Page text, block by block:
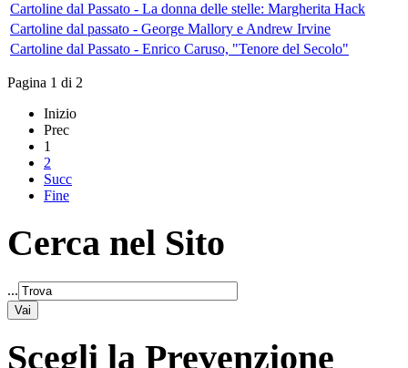
Cartoline dal Passato - La donna delle stelle: Margherita Hack
Cartoline dal passato - George Mallory e Andrew Irvine
Cartoline dal Passato - Enrico Caruso, "Tenore del Secolo"
Pagina 1 di 2
Inizio
Prec
1
2
Succ
Fine
Cerca nel Sito
...
Scegli la Prevenzione